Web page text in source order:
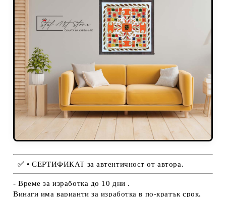
✅ • СЕРТИФИКАТ за автентичност от автора.
- Време за изработка до 10 дни .
Винаги има варианти за изработка в по-кратък срок,